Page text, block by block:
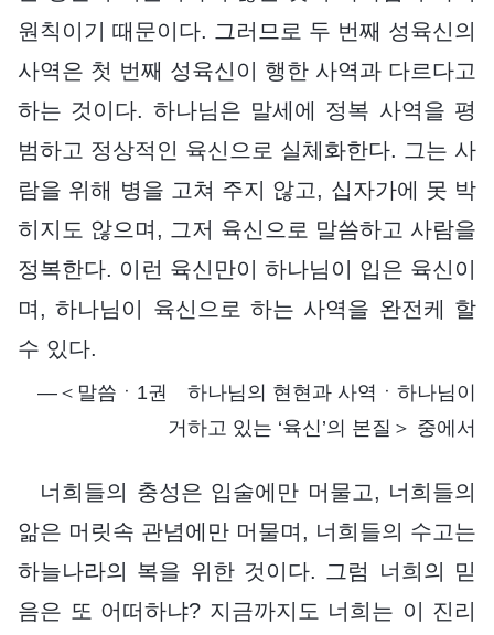
원칙이기 때문이다. 그러므로 두 번째 성육신의
사역은 첫 번째 성육신이 행한 사역과 다르다고
하는 것이다. 하나님은 말세에 정복 사역을 평
범하고 정상적인 육신으로 실체화한다. 그는 사
람을 위해 병을 고쳐 주지 않고, 십자가에 못 박
히지도 않으며, 그저 육신으로 말씀하고 사람을
정복한다. 이런 육신만이 하나님이 입은 육신이
며, 하나님이 육신으로 하는 사역을 완전케 할
수 있다.
―＜말씀ㆍ1권 하나님의 현현과 사역ㆍ하나님이
거하고 있는 ‘육신’의 본질＞ 중에서
너희들의 충성은 입술에만 머물고, 너희들의
앎은 머릿속 관념에만 머물며, 너희들의 수고는
하늘나라의 복을 위한 것이다. 그럼 너희의 믿
음은 또 어떠하냐? 지금까지도 너희는 이 진리